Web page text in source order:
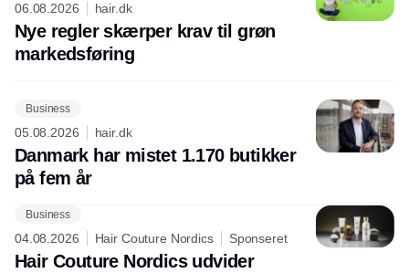
06.08.2026 hair.dk
Nye regler skærper krav til grøn
markedsføring
Business
05.08.2026 hair.dk
Danmark har mistet 1.170 butikker
på fem år
Business
04.08.2026 Hair Couture Nordics Sponseret
Hair Couture Nordics udvider